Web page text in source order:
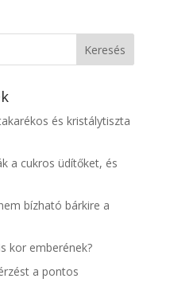
és kristálytiszta
a cukros üdítőket, és
bízható bárkire a
kor emberének?
a pontos